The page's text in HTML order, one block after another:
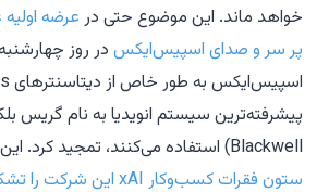
خواهد ماند. این موضوع حتی در
پر سر و صدای اسپیس‌ایکس در روز
Blackwell) استفاده می‌کنند، تمجید کرد. این خوشه‌های GPU
ستون فقرات کسب‌وکار xAI این شرکت را تشکیل می‌دهند